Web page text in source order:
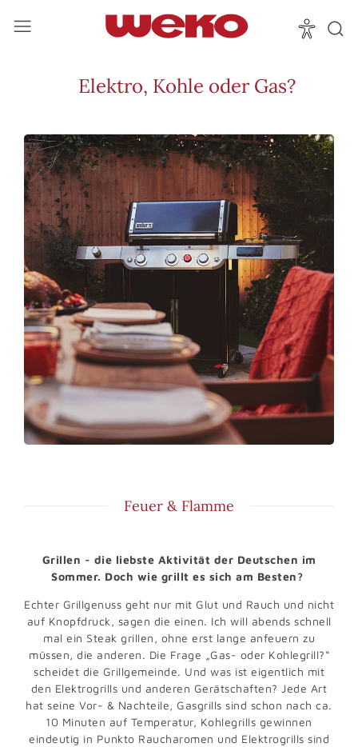
Elektro, Kohle oder Gas?
Feuer & Flamme
Grillen - die liebste Aktivität der Deutschen im
Sommer. Doch wie grillt es sich am Besten?
Echter Grillgenuss geht nur mit Glut und Rauch und nicht
auf Knopfdruck, sagen die einen. Ich will abends schnell
mal ein Steak grillen, ohne erst lange anfeuern zu
müssen, die anderen. Die Frage „Gas- oder Kohlegrill?“
scheidet die Grillgemeinde. Und was ist eigentlich mit
den Elektrogrills und anderen Gerätschaften? Jede Art
hat seine Vor- & Nachteile, Gasgrills sind schon nach ca.
10 Minuten auf Temperatur, Kohlegrills gewinnen
eindeutig in Punkto Raucharomen und Elektrogrills sind